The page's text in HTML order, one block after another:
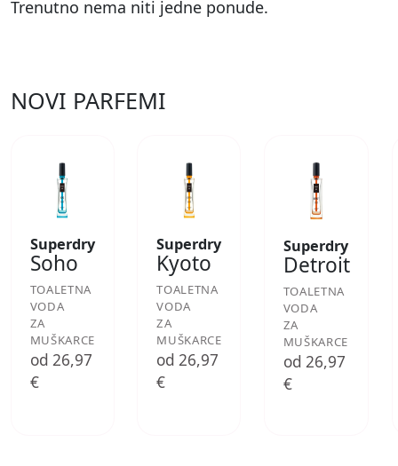
Trenutno nema niti jedne ponude.
NOVI PARFEMI
Superdry
Soho
TOALETNA
VODA
ZA
MUŠKARCE
od 26,97
€
Superdry
Kyoto
TOALETNA
VODA
ZA
MUŠKARCE
od 26,97
€
Superdry
Detroit
TOALETNA
VODA
ZA
MUŠKARCE
od 26,97
€